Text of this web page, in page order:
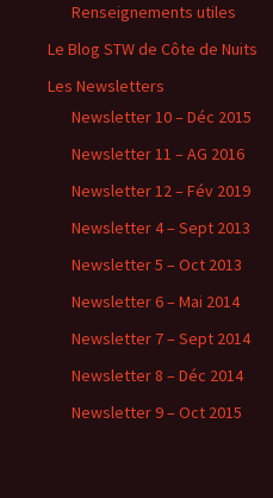
Renseignements utiles
Le Blog STW de Côte de Nuits
Les Newsletters
Newsletter 10 – Déc 2015
Newsletter 11 – AG 2016
Newsletter 12 – Fév 2019
Newsletter 4 – Sept 2013
Newsletter 5 – Oct 2013
Newsletter 6 – Mai 2014
Newsletter 7 – Sept 2014
Newsletter 8 – Déc 2014
Newsletter 9 – Oct 2015